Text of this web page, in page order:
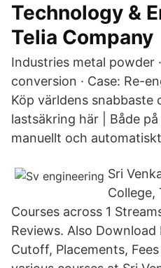
Technology &
Telia Company
Industries metal powder
conversion · Case: Re-
Köp världens snabbaste
lastsäkring här | Både
manuellt och
Sri
College,
Courses across 1
Reviews. Also
Cutoff, Placements,